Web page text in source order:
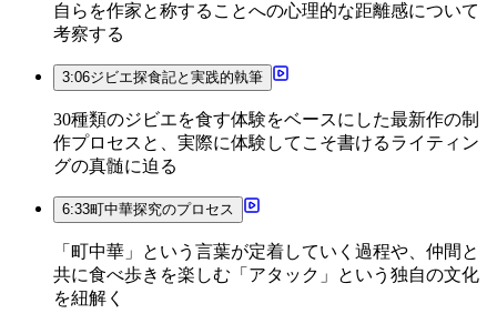
自らを作家と称することへの心理的な距離感について
考察する
3:06ジビエ探食記と実践的執筆
30種類のジビエを食す体験をベースにした最新作の制
作プロセスと、実際に体験してこそ書けるライティン
グの真髄に迫る
6:33町中華探究のプロセス
「町中華」という言葉が定着していく過程や、仲間と
共に食べ歩きを楽しむ「アタック」という独自の文化
を紐解く